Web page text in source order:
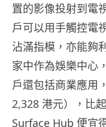
置的影像投射到電
戶可以用手觸控電
沾滿指模，亦能夠
家中作為娛樂中心
戶還包括商業應用
2,328 港元），比
Surface Hub 便宜